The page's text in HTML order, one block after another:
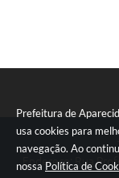
Prefeitura de
usa cookies para
navegação. Ao
nossa Política de
Endereço: Rua